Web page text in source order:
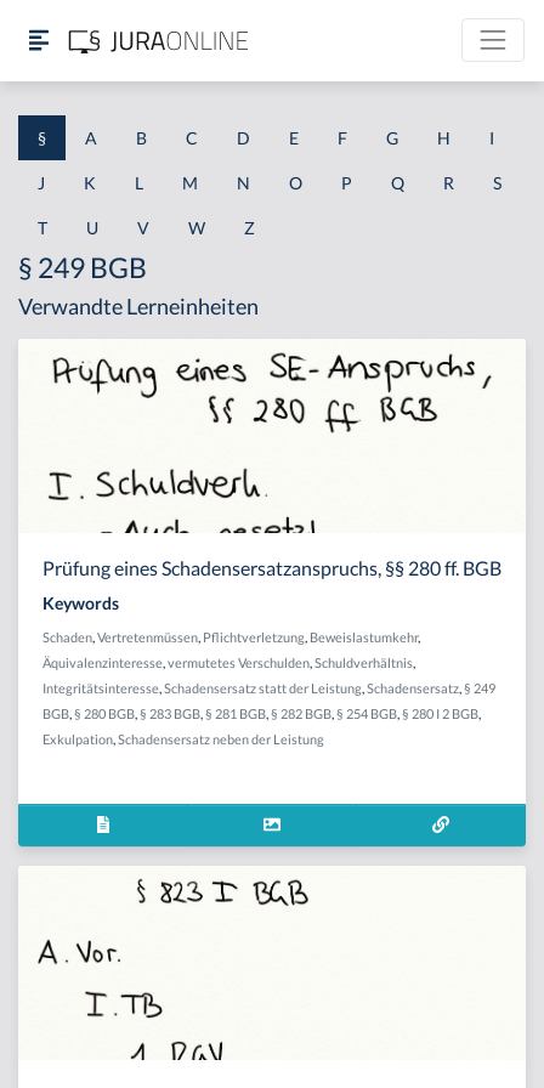
§ A B C D E F G H I
J K L M N O P Q R S
T U V W Z
§ 249 BGB
Verwandte Lerneinheiten
Prüfung eines Schadensersatzanspruchs, §§ 280 ff. BGB
Keywords
Schaden Vertretenmüssen Pflichtverletzung Beweislastumkehr,
Äquivalenzinteresse vermutetes Verschulden Schuldverhältnis
Integritätsinteresse Schadensersatz statt der Leistung Schadensersatz § 249
BGB § 280 BGB § 283 BGB § 281 BGB § 282 BGB § 254 BGB § 280 I 2 BGB
Exkulpation Schadensersatz neben der Leistung